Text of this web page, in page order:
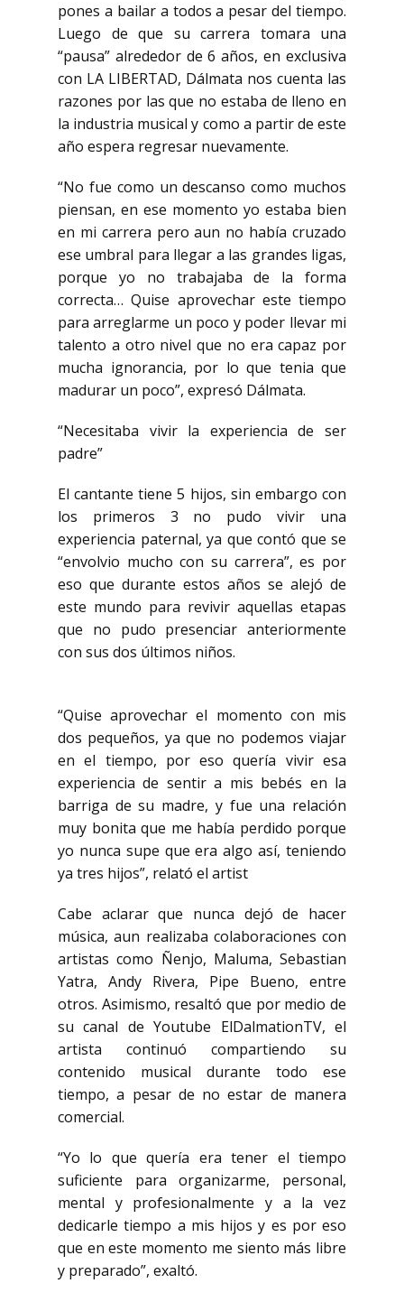
pones a bailar a todos a pesar del tiempo.
Luego de que su carrera tomara una
“pausa” alrededor de 6 años, en exclusiva
con LA LIBERTAD, Dálmata nos cuenta las
razones por las que no estaba de lleno en
la industria musical y como a partir de este
año espera regresar nuevamente.
“No fue como un descanso como muchos
piensan, en ese momento yo estaba bien
en mi carrera pero aun no había cruzado
ese umbral para llegar a las grandes ligas,
porque yo no trabajaba de la forma
correcta… Quise aprovechar este tiempo
para arreglarme un poco y poder llevar mi
talento a otro nivel que no era capaz por
mucha ignorancia, por lo que tenia que
madurar un poco”, expresó Dálmata.
“Necesitaba vivir la experiencia de ser
padre”
El cantante tiene 5 hijos, sin embargo con
los primeros 3 no pudo vivir una
experiencia paternal, ya que contó que se
“envolvio mucho con su carrera”, es por
eso que durante estos años se alejó de
este mundo para revivir aquellas etapas
que no pudo presenciar anteriormente
con sus dos últimos niños.
“Quise aprovechar el momento con mis
dos pequeños, ya que no podemos viajar
en el tiempo, por eso quería vivir esa
experiencia de sentir a mis bebés en la
barriga de su madre, y fue una relación
muy bonita que me había perdido porque
yo nunca supe que era algo así, teniendo
ya tres hijos”, relató el artist
Cabe aclarar que nunca dejó de hacer
música, aun realizaba colaboraciones con
artistas como Ñenjo, Maluma, Sebastian
Yatra, Andy Rivera, Pipe Bueno, entre
otros. Asimismo, resaltó que por medio de
su canal de Youtube ElDalmationTV, el
artista continuó compartiendo su
contenido musical durante todo ese
tiempo, a pesar de no estar de manera
comercial.
“Yo lo que quería era tener el tiempo
suficiente para organizarme, personal,
mental y profesionalmente y a la vez
dedicarle tiempo a mis hijos y es por eso
que en este momento me siento más libre
y preparado”, exaltó.